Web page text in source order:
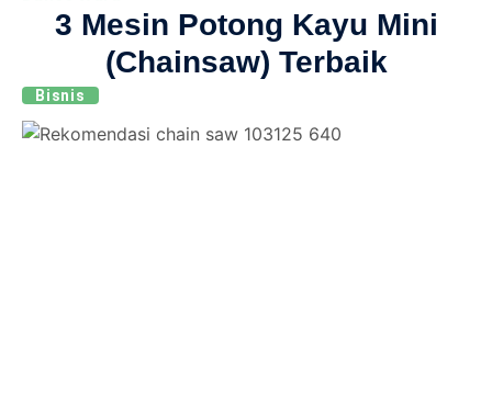
3 Mesin Potong Kayu Mini
(Chainsaw) Terbaik
Bisnis